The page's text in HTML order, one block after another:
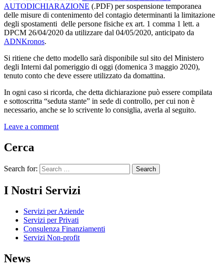
AUTODICHIARAZIONE (.PDF) per sospensione temporanea
delle misure di contenimento del contagio determinanti la limitazione
degli spostamenti delle persone fisiche ex art. 1 comma 1 lett. a
DPCM 26/04/2020 da utilizzare dal 04/05/2020, anticipato da
ADNKronos.
Si ritiene che detto modello sarà disponibile sul sito del Ministero
degli Interni dal pomeriggio di oggi (domenica 3 maggio 2020),
tenuto conto che deve essere utilizzato da domattina.
In ogni caso si ricorda, che detta dichiarazione può essere compilata
e sottoscritta “seduta stante” in sede di controllo, per cui non è
necessario, anche se lo scrivente lo consiglia, averla al seguito.
Leave a comment
Cerca
Search for:
I Nostri Servizi
Servizi per Aziende
Servizi per Privati
Consulenza Finanziamenti
Servizi Non-profit
News